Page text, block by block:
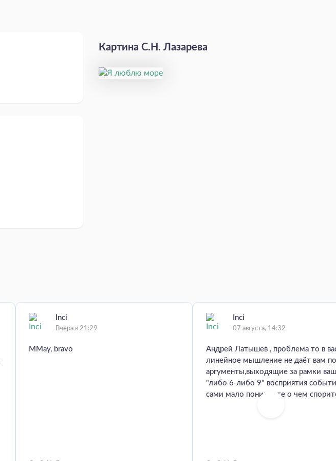
Картина С.Н. Лазарева
Inci
Вчера в 21:29
MMay, bravo
Inci
07 августа, 14:32
Андрей Латышев , проблема то в
линейное мышление не даёт вам
аргументы,выходящие за рамки
"либо 6-либо 9" восприятия
сами мало понимаете о чем